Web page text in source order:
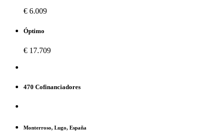
€ 6.009
Óptimo
€ 17.709
470 Cofinanciadores
Monterroso, Lugo, España